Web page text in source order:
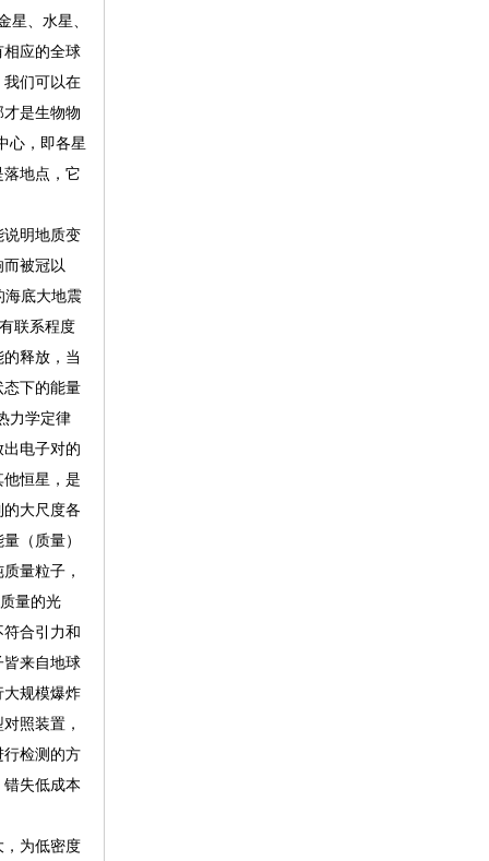
、水星、
应的全球
们可以在
是生物物
心，即各星
地点，它
明地质变
被冠以
海底大地震
联系程度
释放，当
下的能量
力学定律
电子对的
恒星，是
大尺度各
（质量）
量粒子，
量的光
合引力和
来自地球
规模爆炸
照装置，
检测的方
失低成本
为低密度